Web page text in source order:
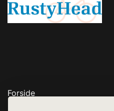
Forside